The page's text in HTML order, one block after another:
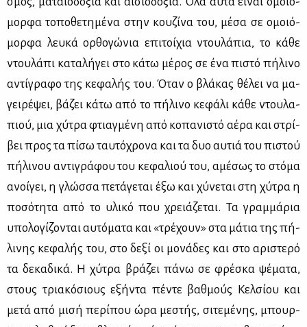
μορ­φα το­πο­θε­τη­μέ­να στην κου­ζί­να του, μέ­σα σε ομοιό­
μορ­φα λευ­κά ορ­θο­γώ­νια επι­τοί­χια ντου­λά­πια, το κά­θε
ντου­λά­πι κα­τα­λή­γει στο κά­τω μέ­ρος σε ένα πι­στό πή­λι­νο
αντί­γρα­φο της κε­φα­λής του. Όταν ο βλά­κας θέ­λει να μα­
γει­ρέ­ψει, βά­ζει κά­τω από το πή­λι­νο κε­φά­λι κά­θε ντου­λα­
πιού, μια χύ­τρα φτιαγ­μέ­νη από κο­πα­νι­στό αέ­ρα και στρί­
βει προς τα πί­σω ταυ­τό­χρο­να και τα δυο αυ­τιά του πι­στού
πή­λι­νου αντι­γρά­φου του κε­φα­λιού του, αμέ­σως το στό­μα
ανοί­γει, η γλώσ­σα πε­τά­γε­ται έξω και χύ­νε­ται στη χύ­τρα η
πο­σό­τη­τα από το υλι­κό που χρειά­ζε­ται. Τα γραμ­μά­ρια
υπο­λο­γί­ζο­νται αυ­τό­μα­τα και «τρέ­χουν» στα μά­τια της πή­
λι­νης κε­φα­λής του, στο δε­ξί οι μο­νά­δες και στο αρι­στε­ρό
τα δε­κα­δι­κά. Η χύ­τρα βρά­ζει πά­νω σε φρέ­σκα ψέ­μα­τα,
στους τρια­κό­σιους εξή­ντα πέ­ντε βαθ­μούς Κελ­σί­ου και
με­τά από μι­σή πε­ρί­που ώρα με­στής, σι­τε­μέ­νης, μπουρ­